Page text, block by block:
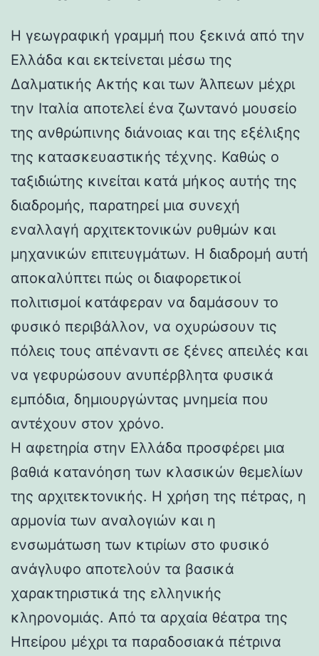
Η γεωγραφική γραμμή που ξεκινά από την
Ελλάδα και εκτείνεται μέσω της
Δαλματικής Ακτής και των Άλπεων μέχρι
την Ιταλία αποτελεί ένα ζωντανό μουσείο
της ανθρώπινης διάνοιας και της εξέλιξης
της κατασκευαστικής τέχνης. Καθώς ο
ταξιδιώτης κινείται κατά μήκος αυτής της
διαδρομής, παρατηρεί μια συνεχή
εναλλαγή αρχιτεκτονικών ρυθμών και
μηχανικών επιτευγμάτων. Η διαδρομή αυτή
αποκαλύπτει πώς οι διαφορετικοί
πολιτισμοί κατάφεραν να δαμάσουν το
φυσικό περιβάλλον, να οχυρώσουν τις
πόλεις τους απέναντι σε ξένες απειλές και
να γεφυρώσουν ανυπέρβλητα φυσικά
εμπόδια, δημιουργώντας μνημεία που
αντέχουν στον χρόνο.
Η αφετηρία στην Ελλάδα προσφέρει μια
βαθιά κατανόηση των κλασικών θεμελίων
της αρχιτεκτονικής. Η χρήση της πέτρας, η
αρμονία των αναλογιών και η
ενσωμάτωση των κτιρίων στο φυσικό
ανάγλυφο αποτελούν τα βασικά
χαρακτηριστικά της ελληνικής
κληρονομιάς. Από τα αρχαία θέατρα της
Ηπείρου μέχρι τα παραδοσιακά πέτρινα